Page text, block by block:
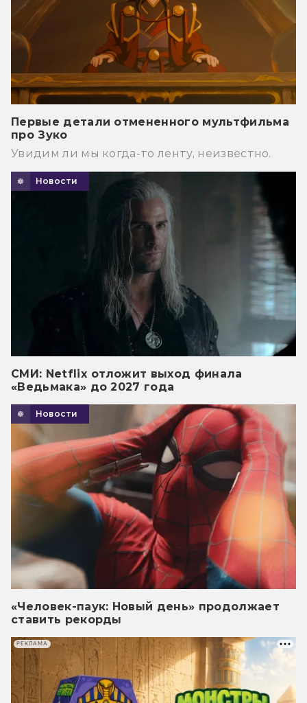
Первые детали отмененного мультфильма
про Зуко
Увидим ли мы когда-то ленту, неизвестно.
Новости
СМИ: Netflix отложит выход финала
«Ведьмака» до 2027 года
Новости
«Человек-паук: Новый день» продолжает
ставить рекорды
РЕКЛАМА